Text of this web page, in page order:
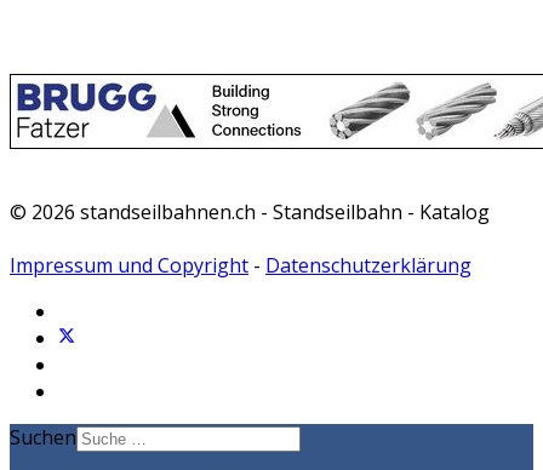
© 2026 standseilbahnen.ch - Standseilbahn - Katalog
Impressum und Copyright - Datenschutzerklärung
Suchen